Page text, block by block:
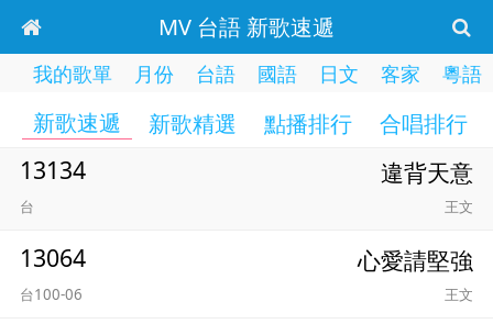
MV 台語 新歌速遞
我的歌單 月份 台語 國語 日文 客家 粵語
新歌速遞 新歌精選 點播排行 合唱排行
13134 違背天意
台 王文
13064 心愛請堅強
台100-06 王文